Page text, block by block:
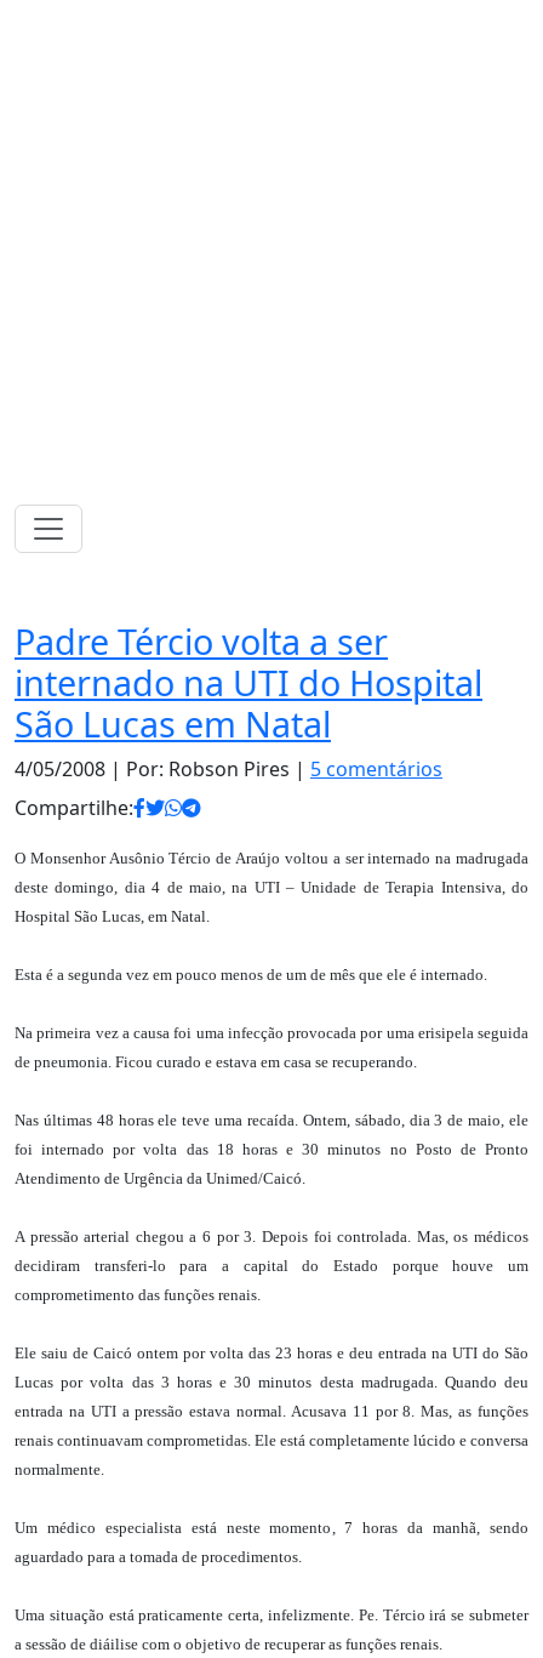
Padre Tércio volta a ser
internado na UTI do Hospital
São Lucas em Natal
4/05/2008 | Por: Robson Pires | 5 comentários
Compartilhe:
O Monsenhor Ausônio Tércio de Araújo voltou a ser internado na madrugada
deste domingo, dia 4 de maio, na UTI – Unidade de Terapia Intensiva, do
Hospital São Lucas, em Natal.
Esta é a segunda vez em pouco menos de um de mês que ele é internado.
Na primeira vez a causa foi uma infecção provocada por uma erisipela seguida
de pneumonia. Ficou curado e estava em casa se recuperando.
Nas últimas 48 horas ele teve uma recaída. Ontem, sábado, dia 3 de maio, ele
foi internado por volta das 18 horas e 30 minutos no Posto de Pronto
Atendimento de Urgência da Unimed/Caicó.
A pressão arterial chegou a 6 por 3. Depois foi controlada. Mas, os médicos
decidiram transferi-lo para a capital do Estado porque houve um
comprometimento das funções renais.
Ele saiu de Caicó ontem por volta das 23 horas e deu entrada na UTI do São
Lucas por volta das 3 horas e 30 minutos desta madrugada. Quando deu
entrada na UTI a pressão estava normal. Acusava 11 por 8. Mas, as funções
renais continuavam comprometidas. Ele está completamente lúcido e conversa
normalmente.
Um médico especialista está neste momento, 7 horas da manhã, sendo
aguardado para a tomada de procedimentos.
Uma situação está praticamente certa, infelizmente. Pe. Tércio irá se submeter
a sessão de diáilise com o objetivo de recuperar as funções renais.